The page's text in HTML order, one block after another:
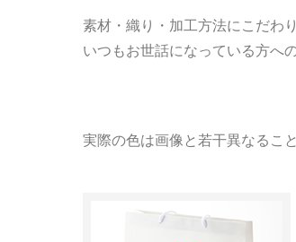
素材・織り・加工方法にこだわ
いつもお世話になっている方へ
実際の色は画像と若干異なるこ